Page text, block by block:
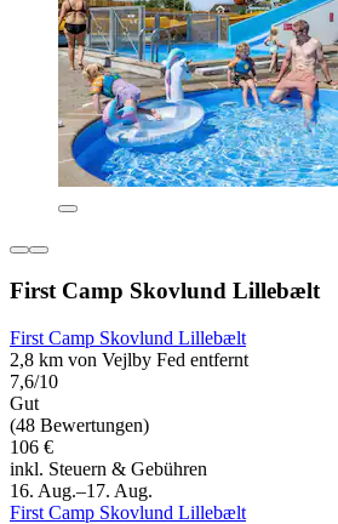
First Camp Skovlund Lillebælt
First Camp Skovlund Lillebælt
2,8 km von Vejlby Fed entfernt
7,6/10
Gut
(48 Bewertungen)
106 €
inkl. Steuern & Gebühren
16. Aug.–17. Aug.
First Camp Skovlund Lillebælt